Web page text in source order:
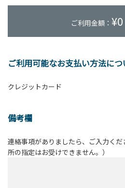
ご利用金額： ¥0
ご利用可能なお支払い方法につ
クレジットカード
備考欄
連絡事項がありましたら、ご入力く
所の指定はお受けできません。）